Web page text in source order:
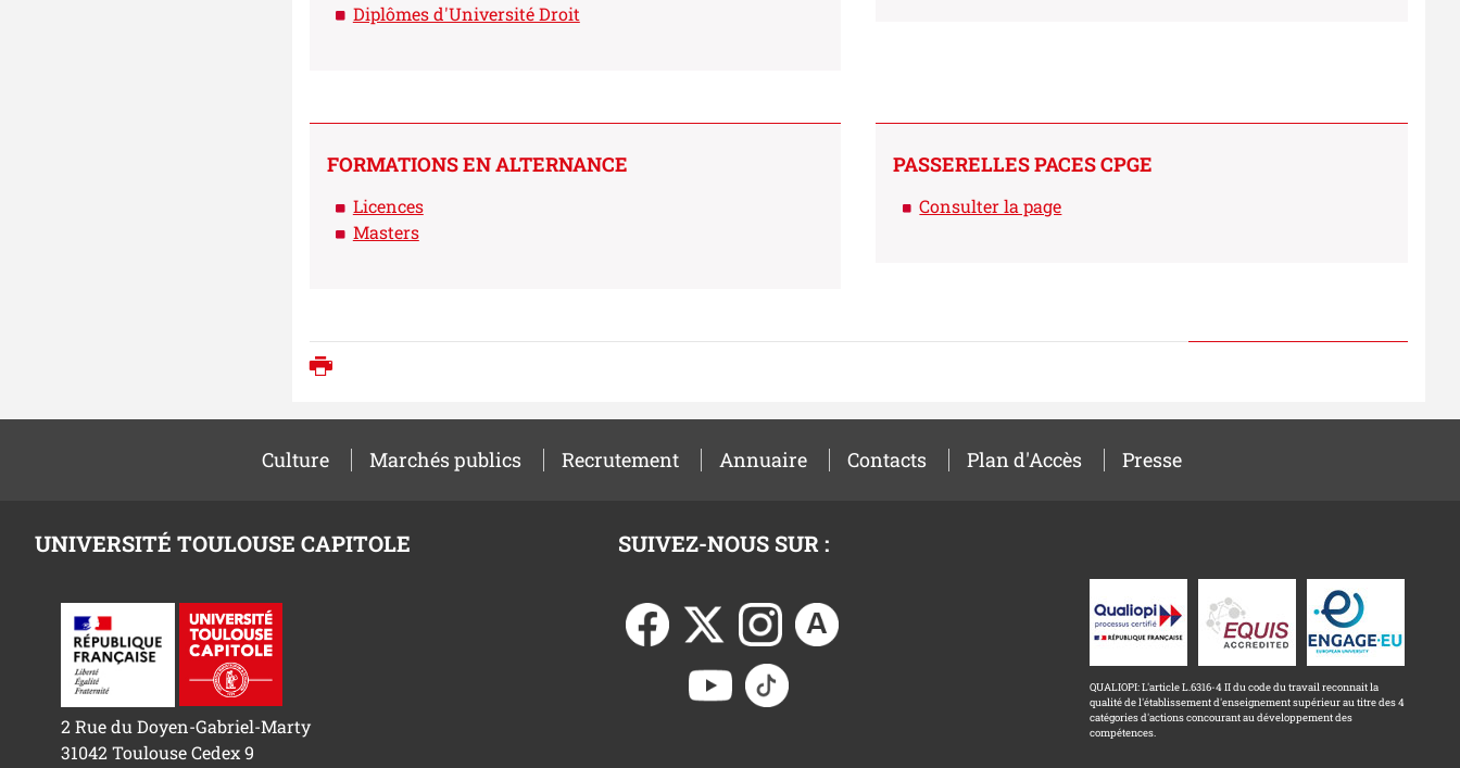
Diplômes d'Université Droit
FORMATIONS EN ALTERNANCE
Licences
Masters
PASSERELLES PACES CPGE
Consulter la page
Culture Marchés publics Recrutement Annuaire Contacts Plan d'Accès Presse
UNIVERSITÉ TOULOUSE CAPITOLE
2 Rue du Doyen-Gabriel-Marty
31042 Toulouse Cedex 9
SUIVEZ-NOUS SUR :
QUALIOPI: L'article L.6316-4 II du code du travail reconnait la
qualité de l'établissement d'enseignement supérieur au titre des 4
catégories d'actions concourant au développement des
compétences.